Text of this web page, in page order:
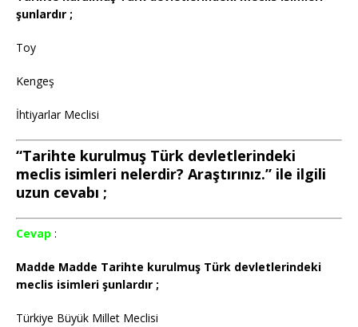
şunlardır ;
Toy
Kengeş
İhtiyarlar Meclisi
“Tarihte kurulmuş Türk devletlerindeki
meclis isimleri nelerdir? Araştırınız.” ile ilgili
uzun cevabı ;
Cevap :
Madde Madde Tarihte kurulmuş Türk devletlerindeki
meclis isimleri şunlardır ;
Türkiye Büyük Millet Meclisi